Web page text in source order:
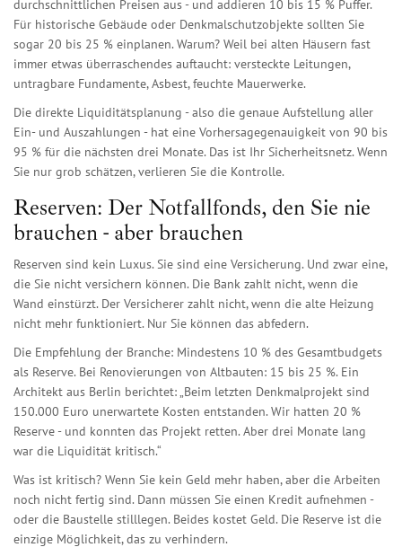
durchschnittlichen Preisen aus - und addieren 10 bis 15 % Puffer.
Für historische Gebäude oder Denkmalschutzobjekte sollten Sie
sogar 20 bis 25 % einplanen. Warum? Weil bei alten Häusern fast
immer etwas überraschendes auftaucht: versteckte Leitungen,
untragbare Fundamente, Asbest, feuchte Mauerwerke.
Die direkte Liquiditätsplanung - also die genaue Aufstellung aller
Ein- und Auszahlungen - hat eine Vorhersagegenauigkeit von 90 bis
95 % für die nächsten drei Monate. Das ist Ihr Sicherheitsnetz. Wenn
Sie nur grob schätzen, verlieren Sie die Kontrolle.
Reserven: Der Notfallfonds, den Sie nie
brauchen - aber brauchen
Reserven sind kein Luxus. Sie sind eine Versicherung. Und zwar eine,
die Sie nicht versichern können. Die Bank zahlt nicht, wenn die
Wand einstürzt. Der Versicherer zahlt nicht, wenn die alte Heizung
nicht mehr funktioniert. Nur Sie können das abfedern.
Die Empfehlung der Branche: Mindestens 10 % des Gesamtbudgets
als Reserve. Bei Renovierungen von Altbauten: 15 bis 25 %. Ein
Architekt aus Berlin berichtet: „Beim letzten Denkmalprojekt sind
150.000 Euro unerwartete Kosten entstanden. Wir hatten 20 %
Reserve - und konnten das Projekt retten. Aber drei Monate lang
war die Liquidität kritisch.“
Was ist kritisch? Wenn Sie kein Geld mehr haben, aber die Arbeiten
noch nicht fertig sind. Dann müssen Sie einen Kredit aufnehmen -
oder die Baustelle stilllegen. Beides kostet Geld. Die Reserve ist die
einzige Möglichkeit, das zu verhindern.